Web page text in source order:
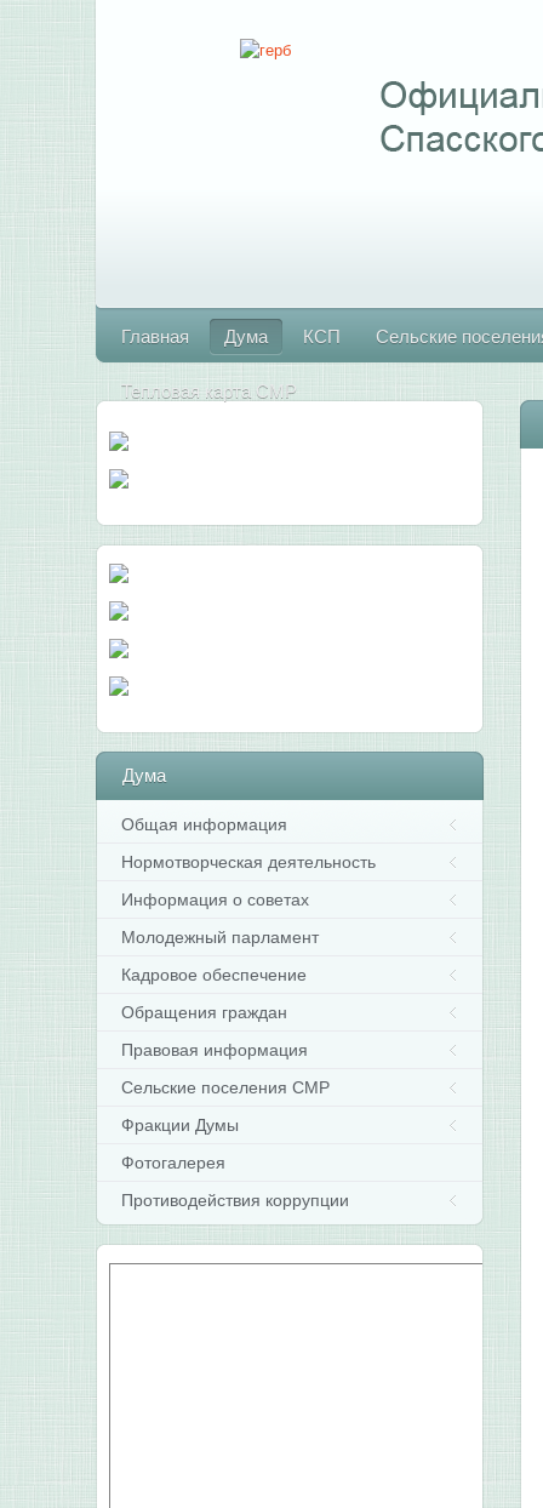
Главная Дума КСП Сельские
Тепловая карта СМР
Дума
Общая информация
Нормотворческая деятельность
Информация о советах
Молодежный парламент
Кадровое обеспечение
Обращения граждан
Правовая информация
Сельские поселения СМР
Фракции Думы
Фотогалерея
Противодействия коррупции